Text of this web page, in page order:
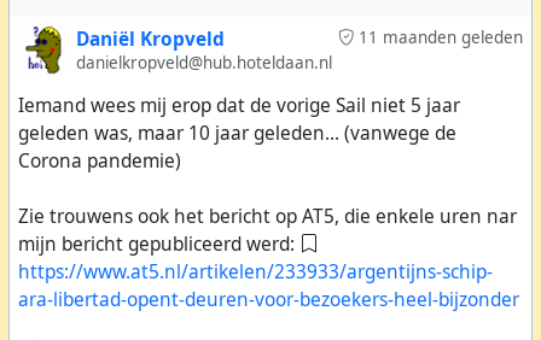
Terminal.
11 maanden geleden
Daniël Kropveld
danielkropveld@hub.hoteldaan.nl
Iemand wees mij erop dat de vorige Sail niet 5 jaar
geleden was, maar 10 jaar geleden... (vanwege de
Corona pandemie)
Zie trouwens ook het bericht op AT5, die enkele uren nar
mijn bericht gepubliceerd werd:
https://www.at5.nl/artikelen/233933/argentijns-schip-
ara-libertad-opent-deuren-voor-bezoekers-heel-bijzonder